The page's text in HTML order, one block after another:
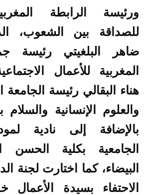
ورئيسة الرابطة
للصداقة بين الشعوب،
ضاهر البلغيتي رئيسة
المغربية للأعمال
هناء البقالي رئيسة الجامعة
والعلوم الإنسانية
بالإضافة إلى نادية
الجامعية بكلية الحسن
البيضاء، كما اختارت لجنة
الاحتفاء بسيدة الأعمال